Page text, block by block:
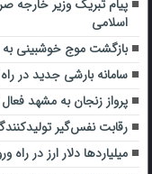
پیام تبریک وزیر خارجه
اسلامی
بازگشت موج خوشبینی به
سامانه بارشی جدید در راه
پرواز زنجان به مشهد
رقابت نفس‌گیر
میلیاردها دلار ارز در راه